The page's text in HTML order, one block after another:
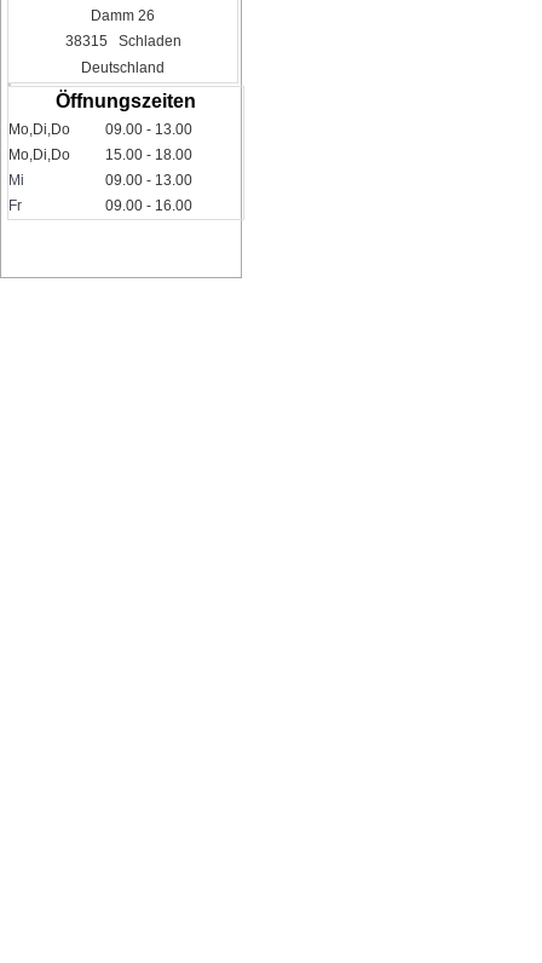
Damm 26
38315 Schladen
Deutschland
Öffnungszeiten
Mo,Di,Do
09.00 - 13.00
Mo,Di,Do
15.00 - 18.00
Mi
09.00 - 13.00
Fr
09.00 - 16.00